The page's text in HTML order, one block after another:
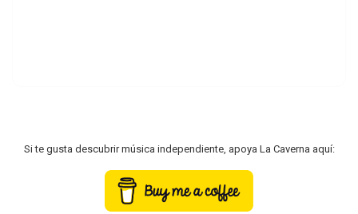
Si te gusta descubrir música independiente, apoya La Caverna aquí: